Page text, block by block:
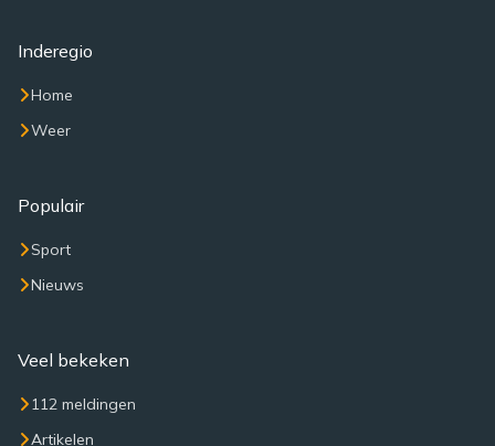
Inderegio
Home
Weer
Populair
Sport
Nieuws
Veel bekeken
112 meldingen
Artikelen